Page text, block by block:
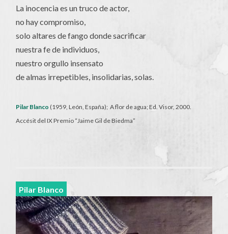
La inocencia es un truco de actor,
no hay compromiso,
solo altares de fango donde sacrificar
nuestra fe de individuos,
nuestro orgullo insensato
de almas irrepetibles, insolidarias, solas.
Pilar Blanco (1959, León, España); A flor de agua; Ed. Visor, 2000.
Accésit del IX Premio “Jaime Gil de Biedma”
Pilar Blanco